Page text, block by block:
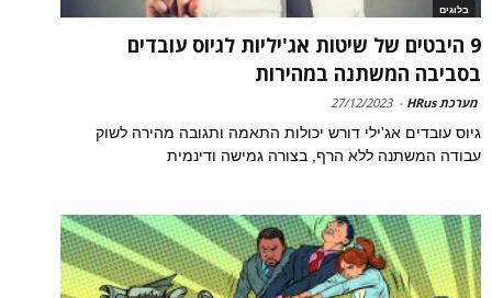
בלוגים
9 היבטים של שיטות אג'יליות לגיוס עובדים
בסביבה המשתנה במהירות
מערכת HRus -
27/12/2023
גיוס עובדים אג'ילי דורש יכולות התאמה ותגובה מהירה לשוק
עבודה המשתנה ללא הרף, בצורה גמישה ודינמית